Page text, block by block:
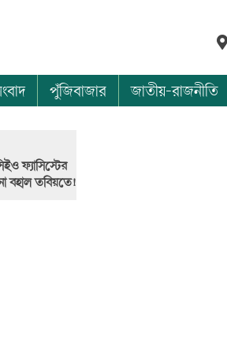
পুঁজিবাজার জাতীয়-রাজনীতি
ফ্যাসিস্টের
বহাল তবিয়তে!